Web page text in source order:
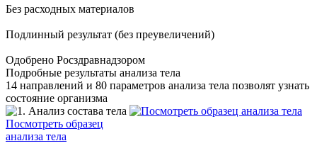
Без расходных материалов
Подлинный результат (без преувеличений)
Одобрено Росздравнадзором
Подробные результаты анализа тела
14 направлений и 80 параметров анализа тела позволят узнать
состояние организма
Посмотреть образец
анализа тела